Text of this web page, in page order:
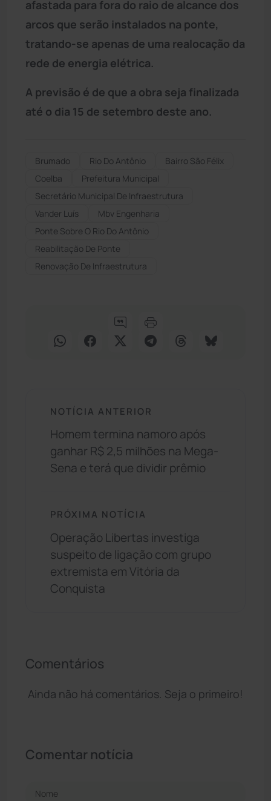
afastada para fora do raio de alcance dos
arcos que serão instalados na ponte,
tratando-se apenas de uma realocação da
rede de energia elétrica.
A previsão é de que a obra seja finalizada
até o dia 15 de setembro deste ano.
Brumado Rio Do Antônio
Bairro São Félix
Coelba
Prefeitura Municipal
Secretário Municipal De Infraestrutura
Vander Luís
Mbv Engenharia
Ponte Sobre O Rio Do Antônio
Reabilitação De Ponte
Renovação De Infraestrutura
NOTÍCIA ANTERIOR
Homem termina namoro após
ganhar R$ 2,5 milhões na Mega-
Sena e terá que dividir prêmio
PRÓXIMA NOTÍCIA
Operação Libertas investiga
suspeito de ligação com grupo
extremista em Vitória da
Conquista
Comentários
Ainda não há comentários. Seja o primeiro!
Comentar notícia